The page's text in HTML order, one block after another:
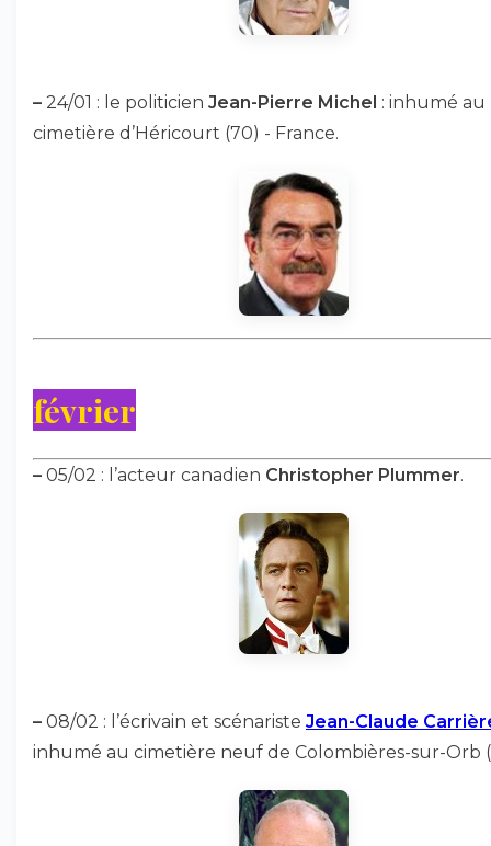
– 24/01 : le politicien Jean-Pierre Michel : inhumé au
cimetière d’Héricourt (70) - France.
février
– 05/02 : l’acteur canadien Christopher Plummer.
– 08/02 : l’écrivain et scénariste Jean-Claude
inhumé au cimetière neuf de Colombières-sur-Orb